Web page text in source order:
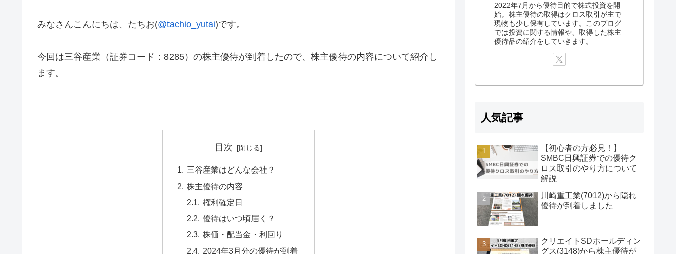
みなさんこんにちは、たちお(@tachio_yutai)です。
今回は三谷産業（証券コード：8285）の株主優待が到着したので、株主優待の内容について紹介し
ます。
目次
三谷産業はどんな会社？
株主優待の内容
権利確定日
優待はいつ頃届く？
株価・配当金・利回り
2024年3月分の優待が到着
2022年7月から優待目的で株式投資を開
始。株主優待の取得はクロス取引が主で
現物も少し保有しています。このブログ
では投資に関する情報や、取得した株主
優待品の紹介をしていきます。
人気記事
【初心者の方必見！】
SMBC日興証券での優待ク
ロス取引のやり方について
解説
川崎重工業(7012)から隠れ
優待が到着しました
クリエイトSDホールディン
グス(3148)から株主優待が